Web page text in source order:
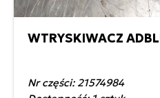
950,00
WTRYSKIWACZ
Nr części: 21574984